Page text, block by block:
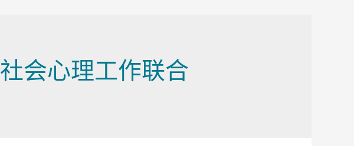
会心理工作联合